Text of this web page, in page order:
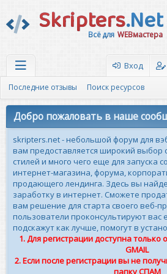
Skripters.Net
Всё для WEBмастера
Вход
Последние отзывы Поиск ресурсов
Добро пожаловать в наше
skripters.net - небольшой форум для
вам предоставляется широкий выбор
стилей и много чего еще для запуска
интернет-магазина, форума,
продающего лендинга. Здесь вы
заработку в интернет. Сможете
вам решение для старта своего веб-
пользователи проконсультируют вас
подскажут как лучше, помогут в
1. Для регистрации доступна только
GMAIL
2. Если после регистрации вы не
папку СПАМ